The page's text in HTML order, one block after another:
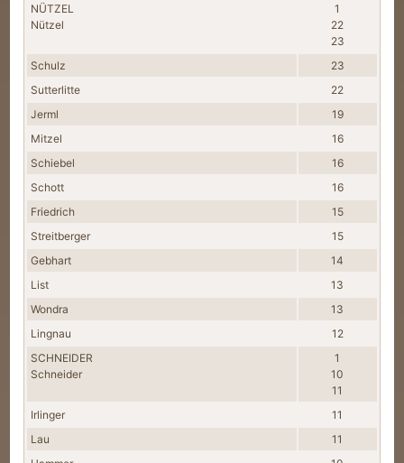
NÜTZEL
Nützel
1
22
23
Schulz
23
Sutterlitte
22
Jerml
19
Mitzel
16
Schiebel
16
Schott
16
Friedrich
15
Streitberger
15
Gebhart
14
List
13
Wondra
13
Lingnau
12
SCHNEIDER
Schneider
1
10
11
Irlinger
11
Lau
11